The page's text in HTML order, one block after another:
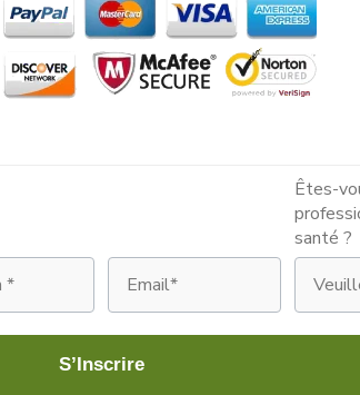
Email
Êtes-
santé ?
S’Inscrire